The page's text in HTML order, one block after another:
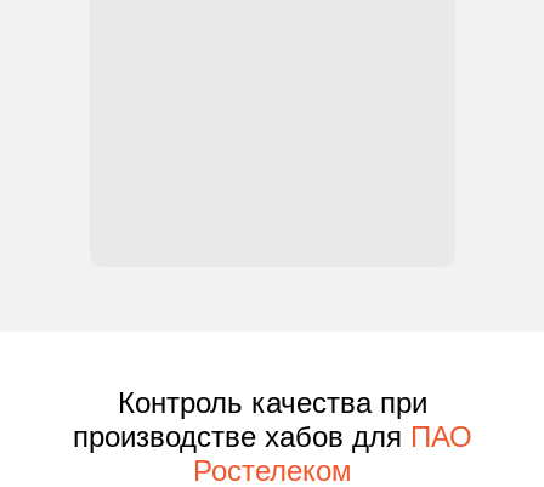
Контроль качества при
производстве хабов для ПАО
Ростелеком